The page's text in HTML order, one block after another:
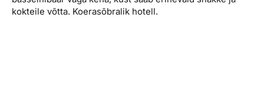
kokteile võtta. Koerasõbralik hotell.